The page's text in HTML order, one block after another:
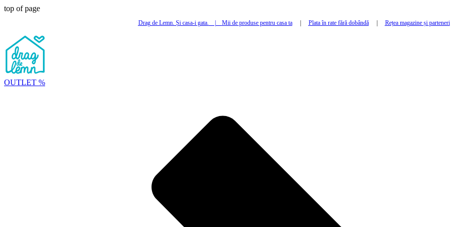
top of page
Drag de Lemn. Și casa-i gata. Mii de produse pentru casa ta| Plata în rate fără dobândă| Rețea magazine și parteneri
OUTLET %